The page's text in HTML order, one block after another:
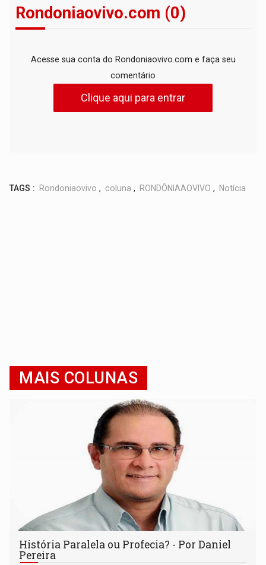
Rondoniaovivo.com (0)
Acesse sua conta do Rondoniaovivo.com e faça seu
comentário
Clique aqui para entrar
TAGS : Rondoniaovivo , coluna , RONDÔNIAAOVIVO , Notícia
MAIS COLUNAS
História Paralela ou Profecia? - Por Daniel
Pereira